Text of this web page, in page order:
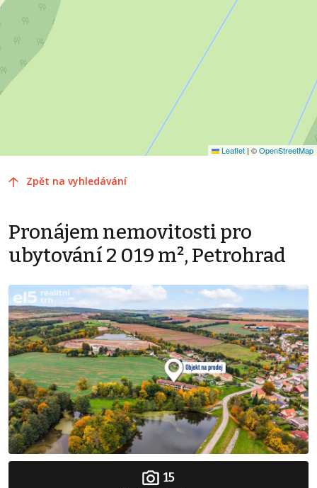
Leaflet | ©OpenStreetMap
Zpět na vyhledávání
Pronájem nemovitosti pro
ubytování 2 019 m², Petrohrad
15